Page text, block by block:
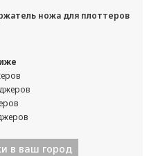
ножа для плоттеров
в ваш город